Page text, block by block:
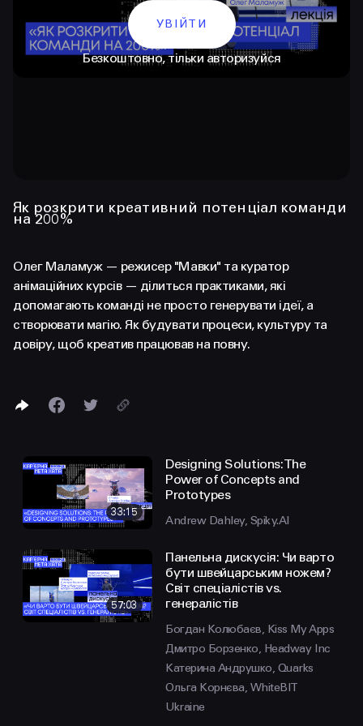
+38 097 015 92 72
+38 099 236 68 38
hello@prjctr.com
INSTAGRAM TELEGRAM YOUTUBE
УВІЙТИ
Безкоштовно, тільки авторизуйся
Як розкрити креативний потенціал команди
на 200%
Олег Маламуж — режисер "Мавки" та куратор
анімаційних курсів — ділиться практиками, які
допомагають команді не просто генерувати ідеї, а
створювати магію. Як будувати процеси, культуру та
довіру, щоб креатив працював на повну.
33:15
Designing Solutions: The
Power of Concepts and
Prototypes
Andrew Dahley, Spiky.AI
57:03
Панельна дискусія: Чи варто
бути швейцарським ножем?
Світ спеціалістів vs.
генералістів
Богдан Колюбаєв, Kiss My Apps
Дмитро Борзенко, Headway Inc
Катерина Андрушко, Quarks
Ольга Корнєва, WhiteBIT
Ukrainе